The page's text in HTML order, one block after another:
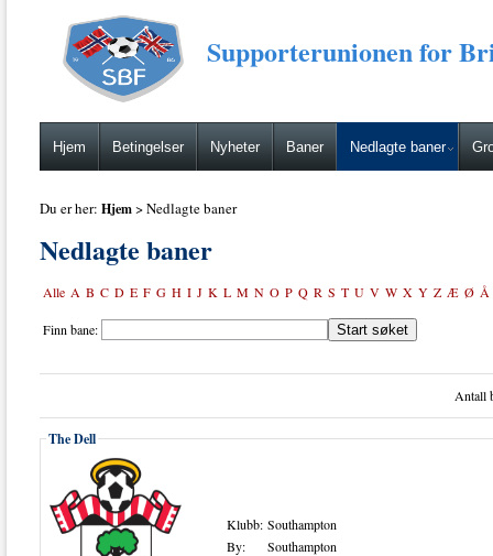
Supporterunionen for
Hjem Betingelser Nyheter Baner Nedlagte baner
Du er her: Hjem> Nedlagte baner
Nedlagte baner
Alle A B C D E F G H I J K L M N O P Q R S T U V W X Y Z Æ Ø Å
Finn bane:
Antall
The Dell
Klubb: Southampton
By:
Southampton